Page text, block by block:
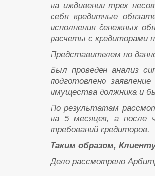
на иждивении трех
себя кредитные
исполнения денежных
расчеты с кредиторами
Представителем по
Был проведен анализ
подготовлено
имущества должника и
По результатам
на 5 месяцев, а после
требований кредиторов.
Таким образом,
Дело рассмотрено